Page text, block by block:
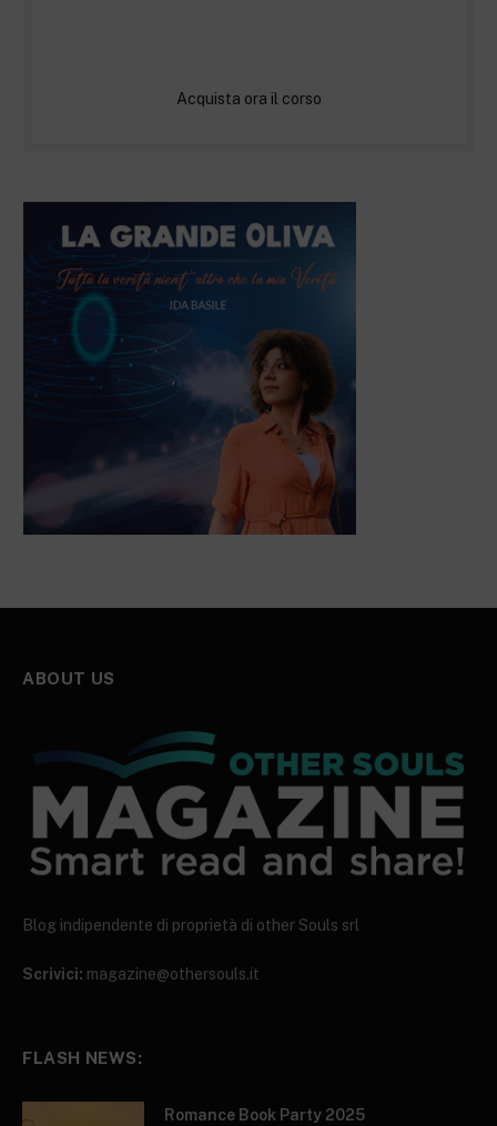
Acquista ora il corso
ABOUT US
Blog indipendente di proprietà di other Souls srl
Scrivici: magazine@othersouls.it
FLASH NEWS:
Romance Book Party 2025